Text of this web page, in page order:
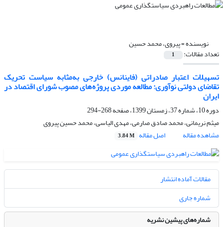
نویسنده =پیروی، محمد حسین
تعداد مقالات: 1
تسهیلات اعتبار صادراتی (فاینانس) خارجی به‌مثابه سیاست تحریک
تقاضای دولتی نوآوری: مطالعه موردی پروژه‌های مصوب شورای اقتصاد در
ایران
دوره 10، شماره 37، زمستان 1399، صفحه
268-294
میثم نریمانی، محمد صادق صارمی، مهدی الیاسی، محمد حسین پیروی
مشاهده مقاله
اصل مقاله 3.84 M
مقالات آماده انتشار
شماره جاری
شماره‌های پیشین نشریه